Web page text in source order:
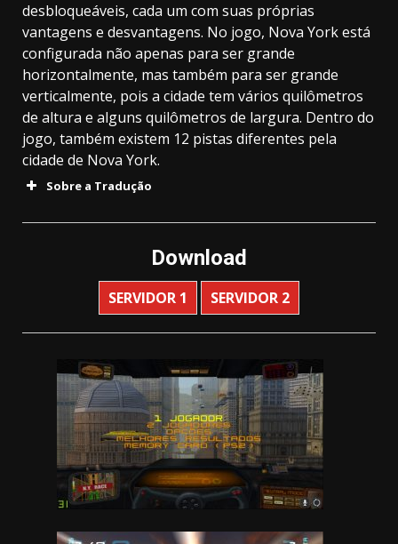
desbloqueáveis, cada um com suas próprias
vantagens e desvantagens. No jogo, Nova York está
configurada não apenas para ser grande
horizontalmente, mas também para ser grande
verticalmente, pois a cidade tem vários quilômetros
de altura e alguns quilômetros de largura. Dentro do
jogo, também existem 12 pistas diferentes pela
cidade de Nova York.
Sobre a Tradução
Download
SERVIDOR 1 SERVIDOR 2